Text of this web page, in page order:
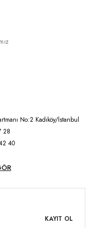
No:2 Kadıköy/İstanbul
28
40
KAYIT OL